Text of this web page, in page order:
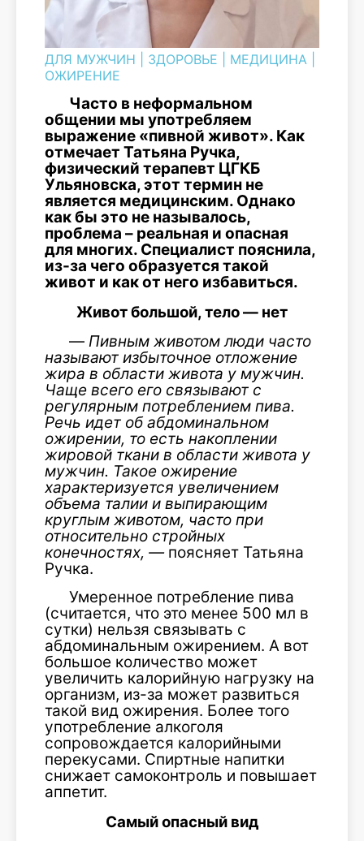
ДЛЯ МУЖЧИН ЗДОРОВЬЕ МЕДИЦИНА
ОЖИРЕНИЕ
Часто в неформальном
общении мы употребляем
выражение «пивной живот». Как
отмечает Татьяна Ручка,
физический терапевт ЦГКБ
Ульяновска, этот термин не
является медицинским. Однако
как бы это не называлось,
проблема – реальная и опасная
для многих. Специалист пояснила,
из-за чего образуется такой
живот и как от него избавиться.
Живот большой, тело — нет
— Пивным животом люди часто
называют избыточное отложение
жира в области живота у мужчин.
Чаще всего его связывают с
регулярным потреблением пива.
Речь идет об абдоминальном
ожирении, то есть накоплении
жировой ткани в области живота у
мужчин. Такое ожирение
характеризуется увеличением
объема талии и выпирающим
круглым животом, часто при
относительно стройных
конечностях, —поясняет Татьяна
Ручка.
Умеренное потребление пива
(считается, что это менее 500 мл в
сутки) нельзя связывать с
абдоминальным ожирением. А вот
большое количество может
увеличить калорийную нагрузку на
организм, из-за может развиться
такой вид ожирения. Более того
употребление алкоголя
сопровождается калорийными
перекусами. Спиртные напитки
снижает самоконтроль и повышает
аппетит.
Самый опасный вид